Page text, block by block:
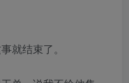
就结束了。